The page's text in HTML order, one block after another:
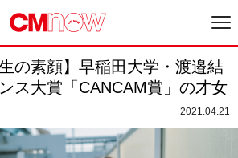
の素顔】早稲田大学・渡邉結
ス大賞「CANCAM賞」の才女
2021.04.21